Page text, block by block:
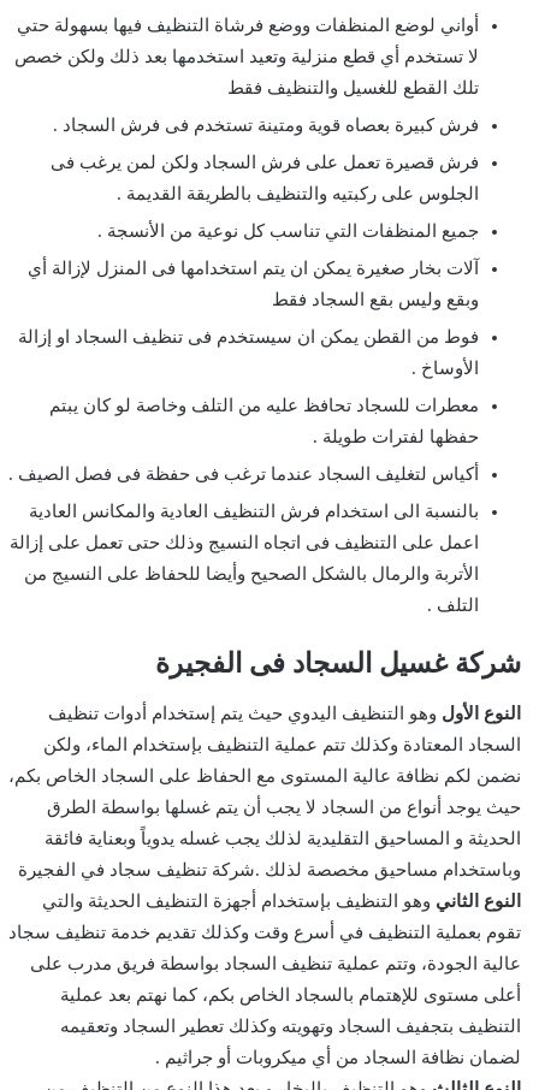
أواني لوضع المنظفات ووضع فرشاة التنظيف فيها بسهولة حتي
لا تستخدم أي قطع منزلية وتعيد استخدمها بعد ذلك ولكن خصص
تلك القطع للغسيل والتنظيف فقط
فرش كبيرة بعصاه قوية ومتينة تستخدم فى فرش السجاد .
فرش قصيرة تعمل على فرش السجاد ولكن لمن يرغب فى
الجلوس على ركبتيه والتنظيف بالطريقة القديمة .
جميع المنظفات التي تناسب كل نوعية من الأنسجة .
آلات بخار صغيرة يمكن ان يتم استخدامها فى المنزل لإزالة أي
وبقع وليس بقع السجاد فقط
فوط من القطن يمكن ان سيستخدم فى تنظيف السجاد او إزالة
الأوساخ .
معطرات للسجاد تحافظ عليه من التلف وخاصة لو كان يبتم
حفظها لفترات طويلة .
أكياس لتغليف السجاد عندما ترغب فى حفظة فى فصل الصيف .
بالنسبة الى استخدام فرش التنظيف العادية والمكانس العادية
اعمل على التنظيف فى اتجاه النسيج وذلك حتى تعمل على إزالة
الأتربة والرمال بالشكل الصحيح وأيضا للحفاظ على النسيج من
التلف .
شركة غسيل السجاد فى الفجيرة
النوع الأول وهو التنظيف اليدوي حيث يتم إستخدام أدوات تنظيف
السجاد المعتادة وكذلك تتم عملية التنظيف بإستخدام الماء، ولكن
نضمن لكم نظافة عالية المستوى مع الحفاظ على السجاد الخاص بكم،
حيث يوجد أنواع من السجاد لا يجب أن يتم غسلها بواسطة الطرق
الحديثة و المساحيق التقليدية لذلك يجب غسله يدوياً وبعناية فائقة
وباستخدام مساحيق مخصصة لذلك .شركة تنظيف سجاد في الفجيرة
النوع الثاني وهو التنظيف بإستخدام أجهزة التنظيف الحديثة والتي
تقوم بعملية التنظيف في أسرع وقت وكذلك تقديم خدمة تنظيف سجاد
عالية الجودة، وتتم عملية تنظيف السجاد بواسطة فريق مدرب على
أعلى مستوى للإهتمام بالسجاد الخاص بكم، كما نهتم بعد عملية
التنظيف بتجفيف السجاد وتهويته وكذلك تعطير السجاد وتعقيمه
لضمان نظافة السجاد من أي ميكروبات أو جراثيم .